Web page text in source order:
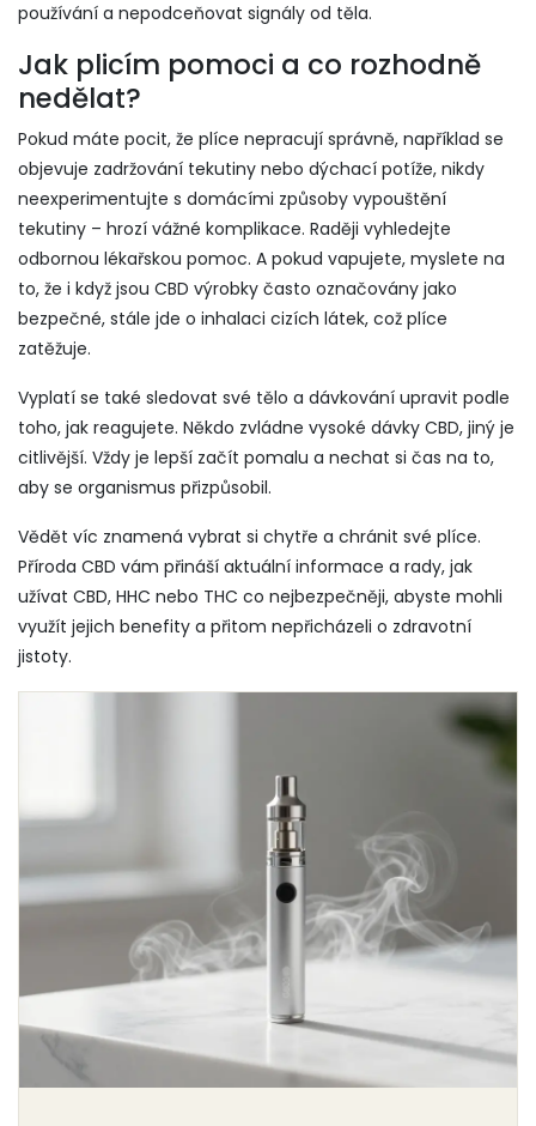
používání a nepodceňovat signály od těla.
Jak plicím pomoci a co rozhodně
nedělat?
Pokud máte pocit, že plíce nepracují správně, například se
objevuje zadržování tekutiny nebo dýchací potíže, nikdy
neexperimentujte s domácími způsoby vypouštění
tekutiny – hrozí vážné komplikace. Raději vyhledejte
odbornou lékařskou pomoc. A pokud vapujete, myslete na
to, že i když jsou CBD výrobky často označovány jako
bezpečné, stále jde o inhalaci cizích látek, což plíce
zatěžuje.
Vyplatí se také sledovat své tělo a dávkování upravit podle
toho, jak reagujete. Někdo zvládne vysoké dávky CBD, jiný je
citlivější. Vždy je lepší začít pomalu a nechat si čas na to,
aby se organismus přizpůsobil.
Vědět víc znamená vybrat si chytře a chránit své plíce.
Příroda CBD vám přináší aktuální informace a rady, jak
užívat CBD, HHC nebo THC co nejbezpečněji, abyste mohli
využít jejich benefity a přitom nepřicházeli o zdravotní
jistoty.